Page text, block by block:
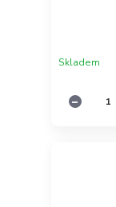
Skladem